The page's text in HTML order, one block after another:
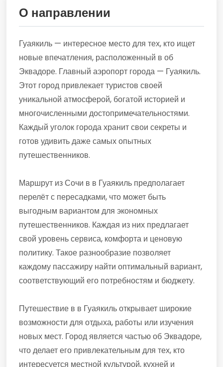
О направлении
Гуаякиль — интересное место для тех, кто ищет
новые впечатления, расположенный в об
Эквадоре. Главный аэропорт города — Гуаякиль.
Этот город привлекает туристов своей
уникальной атмосферой, богатой историей и
многочисленными достопримечательностями.
Каждый уголок города хранит свои секреты и
готов удивить даже самых опытных
путешественников.
Маршрут из Сочи в в Гуаякиль предполагает
перелёт с пересадками, что может быть
выгодным вариантом для экономных
путешественников. Каждая из них предлагает
свой уровень сервиса, комфорта и ценовую
политику. Такое разнообразие позволяет
каждому пассажиру найти оптимальный вариант,
соответствующий его потребностям и бюджету.
Путешествие в в Гуаякиль открывает широкие
возможности для отдыха, работы или изучения
новых мест. Город является частью об Эквадоре,
что делает его привлекательным для тех, кто
интересуется местной культурой, кухней и